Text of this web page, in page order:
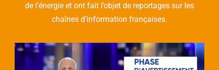
de l’énergie et ont fait l’objet de reportages sur les
chaînes d’information françaises.